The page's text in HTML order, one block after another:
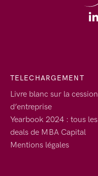
TELECHARGEMENT
Livre blanc sur la cession
d’entreprise
Yearbook 2024 : tous les
deals de MBA Capital
Mentions légales